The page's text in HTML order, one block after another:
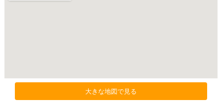
大きな地図で見る